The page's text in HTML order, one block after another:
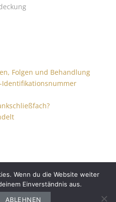
Folgen und Behandlung
Identifikationsnummer
Auto Haushalt
Wenn du die Website weiter
Einverständnis aus.
ABLEHNEN